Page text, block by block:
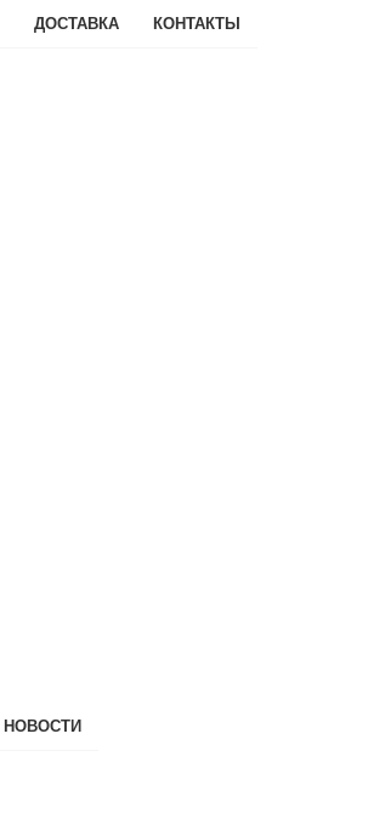
ДОСТАВКА КОНТАКТЫ
НОВОСТИ